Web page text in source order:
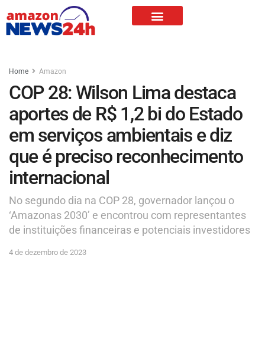
Home Amazon
COP 28: Wilson Lima destaca
aportes de R$ 1,2 bi do Estado
em serviços ambientais e diz
que é preciso reconhecimento
internacional
No segundo dia na COP 28, governador lançou o
‘Amazonas 2030’ e encontrou com representantes
de instituições financeiras e potenciais investidores
4 de dezembro de 2023